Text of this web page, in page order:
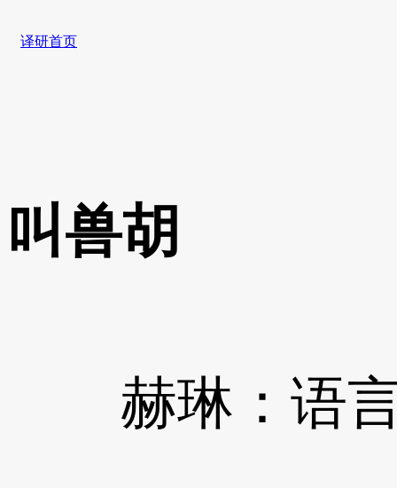
译研首页
叫兽胡
赫琳：语言